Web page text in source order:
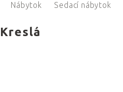
Nábytok Sedací nábytok
Kreslá